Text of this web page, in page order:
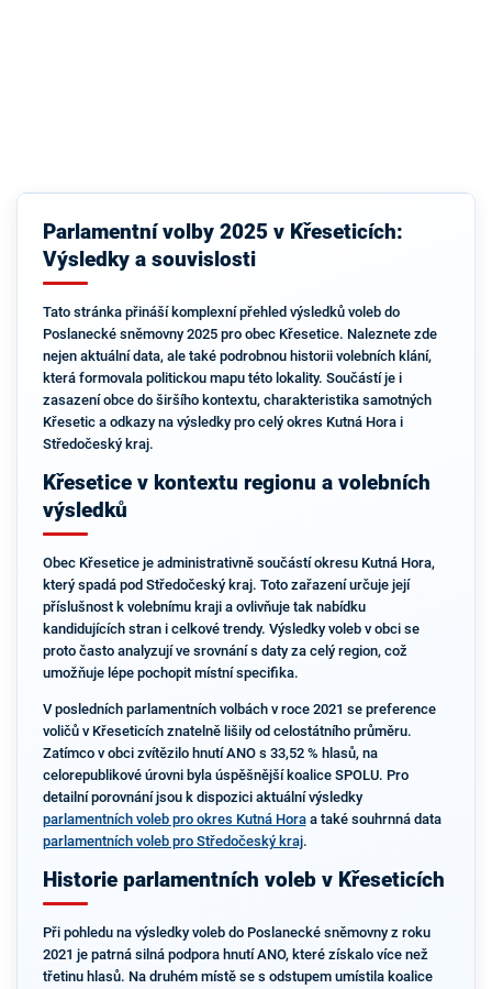
Parlamentní volby 2025 v Křeseticích:
Výsledky a souvislosti
Tato stránka přináší komplexní přehled výsledků voleb do
Poslanecké sněmovny 2025 pro obec Křesetice. Naleznete zde
nejen aktuální data, ale také podrobnou historii volebních klání,
která formovala politickou mapu této lokality. Součástí je i
zasazení obce do širšího kontextu, charakteristika samotných
Křesetic a odkazy na výsledky pro celý okres Kutná Hora i
Středočeský kraj.
Křesetice v kontextu regionu a volebních
výsledků
Obec Křesetice je administrativně součástí okresu Kutná Hora,
který spadá pod Středočeský kraj. Toto zařazení určuje její
příslušnost k volebnímu kraji a ovlivňuje tak nabídku
kandidujících stran i celkové trendy. Výsledky voleb v obci se
proto často analyzují ve srovnání s daty za celý region, což
umožňuje lépe pochopit místní specifika.
V posledních parlamentních volbách v roce 2021 se preference
voličů v Křeseticích znatelně lišily od celostátního průměru.
Zatímco v obci zvítězilo hnutí ANO s 33,52 % hlasů, na
celorepublikové úrovni byla úspěšnější koalice SPOLU. Pro
detailní porovnání jsou k dispozici aktuální výsledky
parlamentních voleb pro okres Kutná Horaa také souhrnná data
parlamentních voleb pro Středočeský kraj.
Historie parlamentních voleb v Křeseticích
Při pohledu na výsledky voleb do Poslanecké sněmovny z roku
2021 je patrná silná podpora hnutí ANO, které získalo více než
třetinu hlasů. Na druhém místě se s odstupem umístila koalice